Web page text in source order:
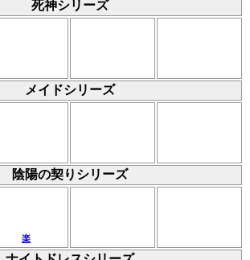
死神シリーズ
メイドシリーズ
陰陽の契りシリーズ
楽